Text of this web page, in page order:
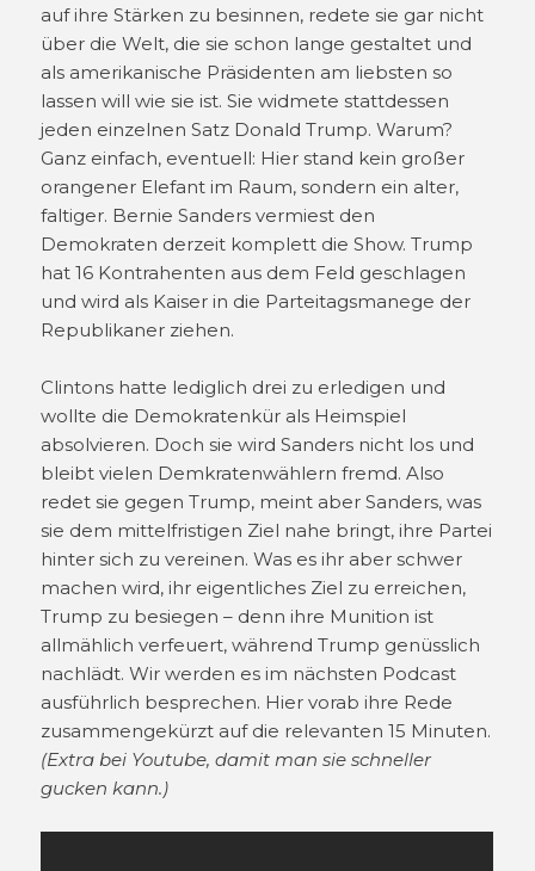
auf ihre Stärken zu besinnen, redete sie gar nicht
über die Welt, die sie schon lange gestaltet und
als amerikanische Präsidenten am liebsten so
lassen will wie sie ist. Sie widmete stattdessen
jeden einzelnen Satz Donald Trump. Warum?
Ganz einfach, eventuell: Hier stand kein großer
orangener Elefant im Raum, sondern ein alter,
faltiger. Bernie Sanders vermiest den
Demokraten derzeit komplett die Show. Trump
hat 16 Kontrahenten aus dem Feld geschlagen
und wird als Kaiser in die Parteitagsmanege der
Republikaner ziehen.
Clintons hatte lediglich drei zu erledigen und
wollte die Demokratenkür als Heimspiel
absolvieren. Doch sie wird Sanders nicht los und
bleibt vielen Demkratenwählern fremd. Also
redet sie gegen Trump, meint aber Sanders, was
sie dem mittelfristigen Ziel nahe bringt, ihre Partei
hinter sich zu vereinen. Was es ihr aber schwer
machen wird, ihr eigentliches Ziel zu erreichen,
Trump zu besiegen – denn ihre Munition ist
allmählich verfeuert, während Trump genüsslich
nachlädt. Wir werden es im nächsten Podcast
ausführlich besprechen. Hier vorab ihre Rede
zusammengekürzt auf die relevanten 15 Minuten.
(Extra bei Youtube, damit man sie schneller
gucken kann.)